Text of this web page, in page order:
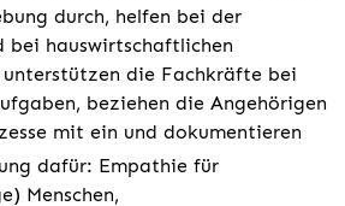
durch, helfen bei der
bei hauswirtschaftlichen
die Fachkräfte bei
beziehen die Angehörigen
mit ein und dokumentieren
dafür: Empathie für
Menschen,